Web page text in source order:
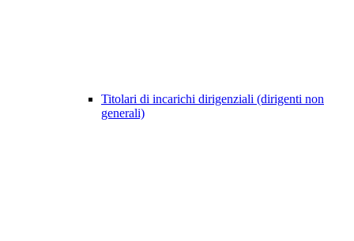
Titolari di incarichi dirigenziali (dirigenti non
generali)